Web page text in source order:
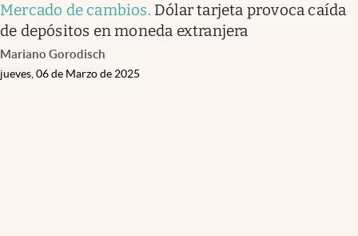
Mercado de cambios. Dólar tarjeta provoca caída
de depósitos en moneda extranjera
Mariano Gorodisch
jueves, 06 de Marzo de 2025